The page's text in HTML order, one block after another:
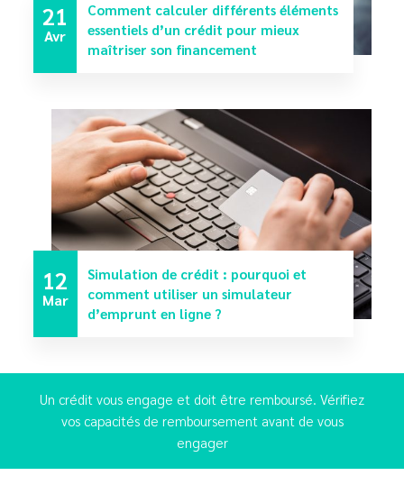
21
Avr
Comment calculer différents éléments
essentiels d’un crédit pour mieux
maîtriser son financement
12
Mar
Simulation de crédit : pourquoi et
comment utiliser un simulateur
d’emprunt en ligne ?
Un crédit vous engage et doit être remboursé. Vérifiez
vos capacités de remboursement avant de vous
engager